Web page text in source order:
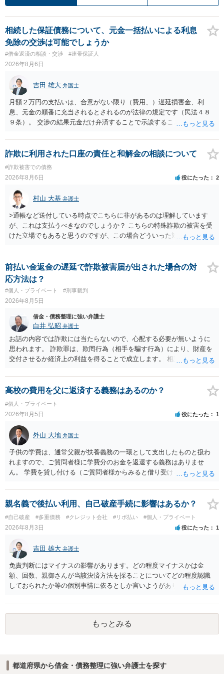
相続した保証債務について、元金一括払いによる利息
免除の交渉は可能でしょうか
#借金返済の相談・交渉 #連帯保証人
2026年8月6日
吉田 雄大 弁護士
月額２万円の支払いは、合意がない限り（費用、）遅延損害金、利
息、元金の順番に充当されるとされるのが法律の規定です（民法４８
９条）。 交渉の結果元金だけ弁済することで示談することは、弁護士
ることには消極的なことが多いものの、お近くの弁護士にご依頼しチ
ャレンジなさる意義は十分にあると思います。
詐欺に利用された口座の責任と和解金の相談について
#詐欺被害での債務
2026年8月6日 役にたった 2
村山 大基 弁護士
>通帳など送付している時点でこちらに非があるのは理解しています
が、これは支払うべきなのでしょうか？ こちらの特殊詐欺の被害を受
けた立場でもあると思うのですが、この場合どういった対処が必要で
がいいとは思います。 そもそも、特殊詐欺関係なく旦那さんの行為
は法に触れる可能性もあります。 ＞100万を支払わず穏便に和解する
ことは可能でしょうか？ →一般的には難しいです。相談者さんも１０
０万円の被害を受けたとして、１円も払わないで和解したいと言われ
たら、 できるだけ重い刑罰を与えて欲しい、と思われるのではない
でしょうか。 ＞弁護士さんに入ってもらうことで支払額が下がること
はありますか？ そこはあり得ます、ただ、弁護士費用かけるならその
分賠償に回すことも考えられるので、 兼ね合いは考えてみましょう。
前払い金返金の遅延で詐欺被害届が出された場合の対
応方法は？
#個人・プライベート #刑事裁判
2026年8月5日
借金・債務整理に強い弁護士
白井 弘昭 弁護士
お話の内容では詐欺には当たらないので、心配する必要が無いように
思われます。 詐欺罪は、欺罔行為（相手を騙す行為）により、財産を
交付させるか経済上の利益を得ることで成立します。 相談者さんは、
ので、詐欺罪の実行行為性が無く罪に問うことはできません。 おそら
く、相手が真実を話せば警察も取り合わないと思いますが、虚偽の内
容を述べた場合は、捜査はあるかもしれません。 ただし、捜査におい
て、真実を説明すれば、「ちゃんと返しなさいよ」程度の注意で済む
ことだと思われます。 また、返せるお金が無いのであれば、返せない
のは致し方ありません。真摯に分割して支払うことを相手に告げてい
くのみでしょう。 以上、ご参考まで。
高校の費用を父に返済する義務はあるのか？
#個人・プライベート
2026年8月5日 役にたった 1
外山 大地 弁護士
子供の学費は、通常父親が扶養義務の一環として支出したものと扱わ
れますので、ご質問者様に学費分のお金を返還する義務はありませ
ん。 学費を貸し付ける（ご質問者様からみると借り受ける）といった
ょう。
親名義で後払い利用、自己破産手続に影響はあるか？
#自己破産 #多重債務 #クレジット会社 #リボ払い #個人・プライベート
2026年8月3日 役にたった 1
吉田 雄大 弁護士
免責判断にはマイナスの影響があります。どの程度マイナスかは金
額、回数、親御さんが当該決済方法を採ることについてどの程度認識
しておられたか等の個別事情に依るとしか言いようがありません。 と
なって相談し、善後策を考えることをお勧めします。
もっとみる
都道府県から借金・債務整理に強い弁護士を探す